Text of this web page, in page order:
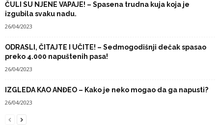
ČULI SU NJENE VAPAJE! – Spasena trudna kuja koja je
izgubila svaku nadu.
26/04/2023
ODRASLI, ČITAJTE I UČITE! – Sedmogodišnji dečak spasao
preko 4.000 napuštenih pasa!
26/04/2023
IZGLEDA KAO ANĐEO – Kako je neko mogao da ga napusti?
26/04/2023